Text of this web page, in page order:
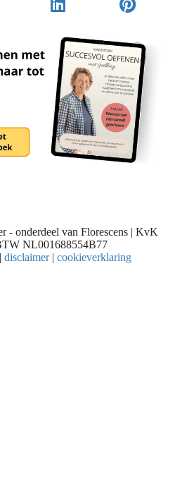
- onderdeel van Florescens | KvK
NL001688554B77
| disclaimer | cookieverklaring